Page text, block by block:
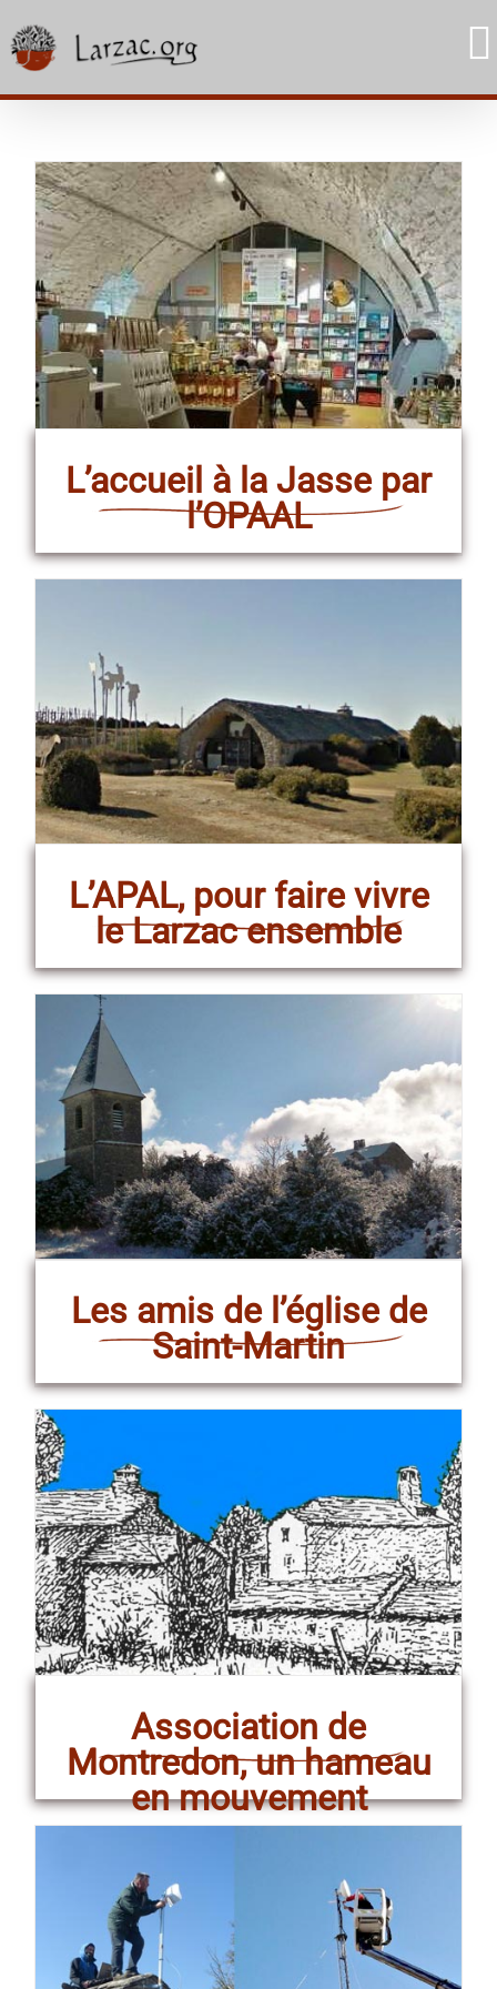
to
content
L’accueil à la Jasse par
l’OPAAL
L’APAL, pour faire vivre
le Larzac ensemble
Les amis de l’église de
Saint-Martin
Association de
Montredon, un hameau
en mouvement